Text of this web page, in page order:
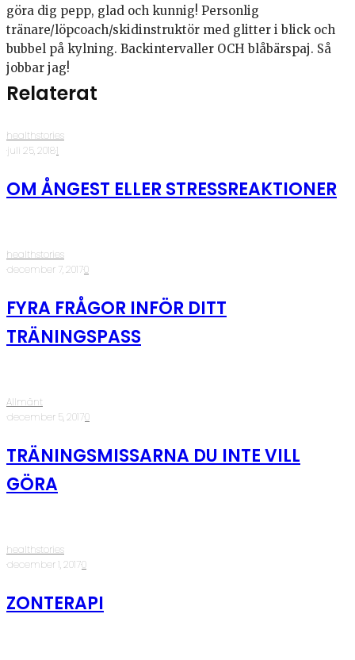
göra dig pepp, glad och kunnig! Personlig
tränare/löpcoach/skidinstruktör med glitter i blick och
bubbel på kylning. Backintervaller OCH blåbärspaj. Så
jobbar jag!
Relaterat
healthstories
·juli 25, 2018·1
OM ÅNGEST ELLER STRESSREAKTIONER
healthstories
·december 7, 2017·0
FYRA FRÅGOR INFÖR DITT
TRÄNINGSPASS
Allmänt
·december 5, 2017·0
TRÄNINGSMISSARNA DU INTE VILL
GÖRA
healthstories
·december 1, 2017·0
ZONTERAPI